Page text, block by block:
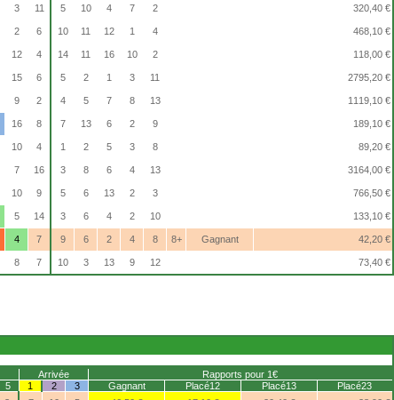
3 11 5 10 4 7 2 320,40 €
2 6 10 11 12 1 4 468,10 €
12 4 14 11 16 10 2 118,00 €
15 6 5 2 1 3 11 2795,20 €
9 2 4 5 7 8 13 1119,10 €
16 8 7 13 6 2 9 189,10 €
10 4 1 2 5 3 8 89,20 €
7 16 3 8 6 4 13 3164,00 €
10 9 5 6 13 2 3 766,50 €
5 14 3 6 4 2 10 133,10 €
4 7 9 6 2 4 8 8+ Gagnant 42,20 €
8 7 10 3 13 9 12
73,40 €
Arrivée
Rapports pour 1€
5 1 2 3 Gagnant Placé12 Placé13
Placé23